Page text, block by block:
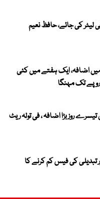
228 روپے فی لیٹر کی جائے، حافظ نعیم
اضافہ، ایک ہفتے میں کئی
روز بڑا اضافہ ، فی تولہ ریٹ
تبدیلی کی فیس کم کرنے کا